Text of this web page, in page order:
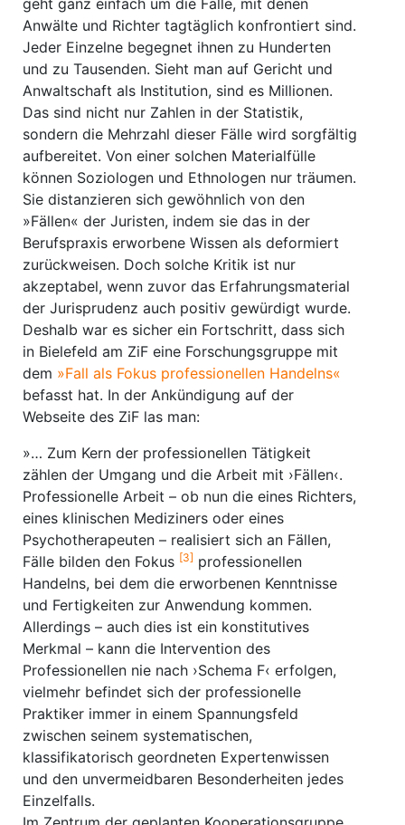
geht ganz einfach um die Fälle, mit denen
Anwälte und Richter tagtäglich konfrontiert sind.
Jeder Einzelne begegnet ihnen zu Hunderten
und zu Tausenden. Sieht man auf Gericht und
Anwaltschaft als Institution, sind es Millionen.
Das sind nicht nur Zahlen in der Statistik,
sondern die Mehrzahl dieser Fälle wird sorgfältig
aufbereitet. Von einer solchen Materialfülle
können Soziologen und Ethnologen nur träumen.
Sie distanzieren sich gewöhnlich von den
»Fällen« der Juristen, indem sie das in der
Berufspraxis erworbene Wissen als deformiert
zurückweisen. Doch solche Kritik ist nur
akzeptabel, wenn zuvor das Erfahrungsmaterial
der Jurisprudenz auch positiv gewürdigt wurde.
Deshalb war es sicher ein Fortschritt, dass sich
in Bielefeld am ZiF eine Forschungsgruppe mit
dem »Fall als Fokus professionellen Handelns«
befasst hat. In der Ankündigung auf der
Webseite des ZiF las man:
»… Zum Kern der professionellen Tätigkeit
zählen der Umgang und die Arbeit mit ›Fällen‹.
Professionelle Arbeit – ob nun die eines Richters,
eines klinischen Mediziners oder eines
Psychotherapeuten – realisiert sich an Fällen,
Fälle bilden den Fokus [3] professionellen
Handelns, bei dem die erworbenen Kenntnisse
und Fertigkeiten zur Anwendung kommen.
Allerdings – auch dies ist ein konstitutives
Merkmal – kann die Intervention des
Professionellen nie nach ›Schema F‹ erfolgen,
vielmehr befindet sich der professionelle
Praktiker immer in einem Spannungsfeld
zwischen seinem systematischen,
klassifikatorisch geordneten Expertenwissen
und den unvermeidbaren Besonderheiten jedes
Einzelfalls.